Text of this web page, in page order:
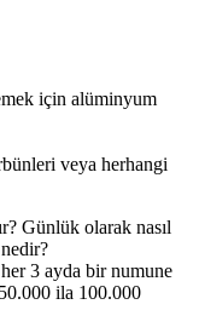
için alüminyum
veya herhangi
Günlük olarak nasıl
3 ayda bir numune
ila 100.000